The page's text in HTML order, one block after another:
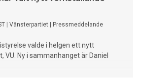
Vänsterpartiet Pressmeddelande
valde i helgen ett nytt
VU. Ny i sammanhanget är Daniel